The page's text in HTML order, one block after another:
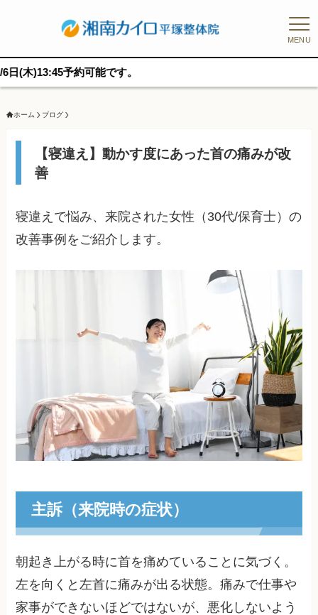
MENU
約可能です。
ホーム ブログ
【寝違え】動かす度にあった首の痛みが改
善
寝違えで悩み、来院された女性（30代/保育士）の
改善事例をご紹介します。
主訴（来院時の症状）
朝起き上がる時に首を痛めていることに気づく。
左を向くと左首に痛みが出る状態。痛みで仕事や
家事ができないほどではないが、悪化しないよう